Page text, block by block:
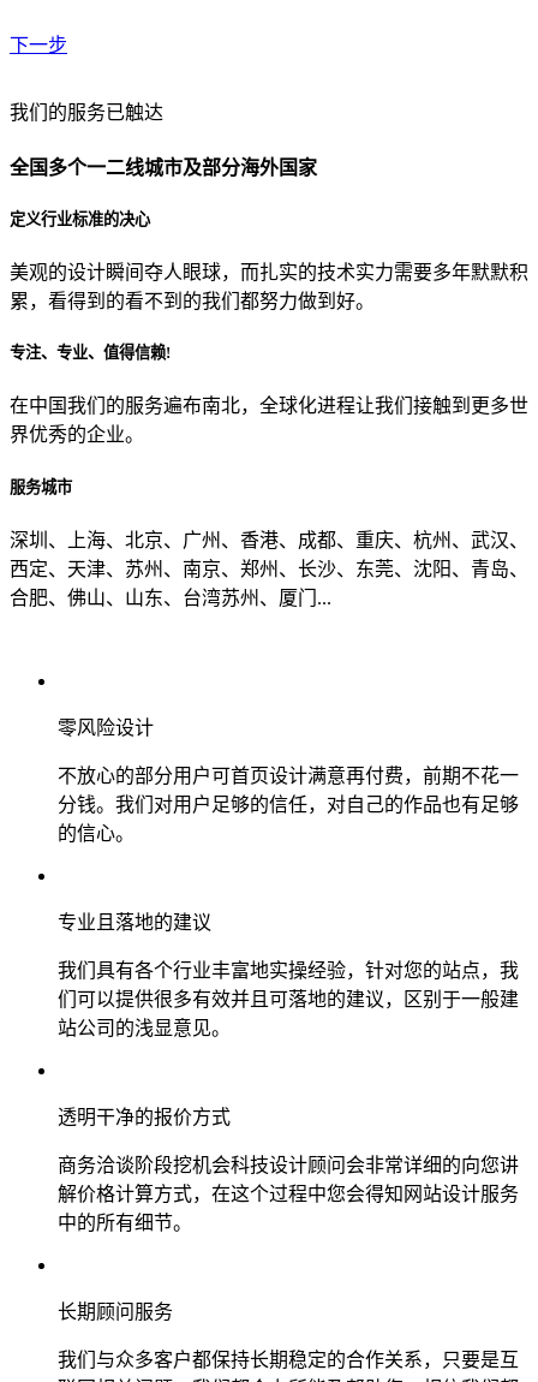
下一步
贵公司预算范围是？
贵公司的团队规模是？
目前主要的营销渠道是？
我们的服务已触达
全国多个一二线城市及部分海外国家
定义行业标准的决心
美观的设计瞬间夺人眼球，而扎实的技术实力需要多年默默积
累，看得到的看不到的我们都努力做到好。
专注、专业、值得信赖!
在中国我们的服务遍布南北，全球化进程让我们接触到更多世
界优秀的企业。
服务城市
深圳、上海、北京、广州、香港、成都、重庆、杭州、武汉、
西定、天津、苏州、南京、郑州、长沙、东莞、沈阳、青岛、
合肥、佛山、山东、台湾苏州、厦门...
零风险设计
不放心的部分用户可首页设计满意再付费，前期不花一
分钱。我们对用户足够的信任，对自己的作品也有足够
的信心。
专业且落地的建议
我们具有各个行业丰富地实操经验，针对您的站点，我
们可以提供很多有效并且可落地的建议，区别于一般建
站公司的浅显意见。
透明干净的报价方式
商务洽谈阶段挖机会科技设计顾问会非常详细的向您讲
解价格计算方式，在这个过程中您会得知网站设计服务
中的所有细节。
长期顾问服务
我们与众多客户都保持长期稳定的合作关系，只要是互